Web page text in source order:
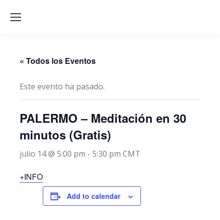
« Todos los Eventos
Este evento ha pasado.
PALERMO – Meditación en 30
minutos (Gratis)
julio 14 @ 5:00 pm - 5:30 pm CMT
+INFO
Add to calendar